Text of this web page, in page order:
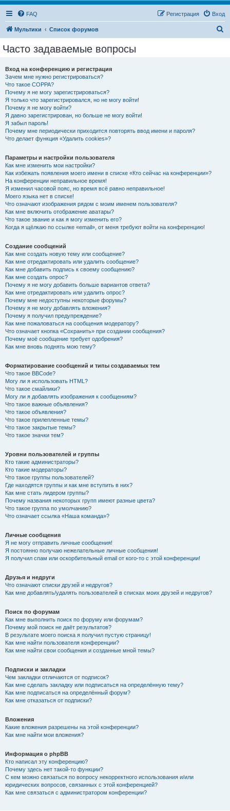
FAQ Вход
Регистрация
Мультики Список форумов
Часто задаваемые вопросы
Вход на конференцию и регистрация
Зачем мне нужно регистрироваться?
Что такое COPPA?
Почему я не могу зарегистрироваться?
Я только что зарегистрировался, но не могу войти!
Почему я не могу войти?
Я давно зарегистрирован, но больше не могу войти!
Я забыл пароль!
Почему мне периодически приходится повторять ввод имени и пароля?
Что делает функция «Удалить cookies»?
Параметры и настройки пользователя
Как мне изменить мои настройки?
Как избежать появления моего имени в списке «Кто сейчас на конференции»?
На конференции неправильное время!
Я изменил часовой пояс, но время всё равно неправильное!
Моего языка нет в списке!
Что означают изображения рядом с моим именем пользователя?
Как мне включить отображение аватары?
Что такое звание и как я могу изменить его?
Когда я щёлкаю по ссылке «email», от меня требуют войти на конференцию!
Создание сообщений
Как мне создать новую тему или сообщение?
Как мне отредактировать или удалить сообщение?
Как мне добавить подпись к своему сообщению?
Как мне создать опрос?
Почему я не могу добавить больше вариантов ответа?
Как мне отредактировать или удалить опрос?
Почему мне недоступны некоторые форумы?
Почему я не могу добавлять вложения?
Почему я получил предупреждение?
Как мне пожаловаться на сообщения модератору?
Что означает кнопка «Сохранить» при создании сообщения?
Почему моё сообщение требует одобрения?
Как мне вновь поднять мою тему?
Форматирование сообщений и типы создаваемых тем
Что такое BBCode?
Могу ли я использовать HTML?
Что такое смайлики?
Могу ли я добавлять изображения к сообщениям?
Что такое важные объявления?
Что такое объявления?
Что такое прилепленные темы?
Что такое закрытые темы?
Что такое значки тем?
Уровни пользователей и группы
Кто такие администраторы?
Кто такие модераторы?
Что такое группы пользователей?
Где находятся группы и как мне вступить в них?
Как мне стать лидером группы?
Почему названия некоторых групп имеют разные цвета?
Что такое группа по умолчанию?
Что означает ссылка «Наша команда»?
Личные сообщения
Я не могу отправить личные сообщения!
Я постоянно получаю нежелательные личные сообщения!
Я получил спам или оскорбительный email от кого-то с этой конференции!
Друзья и недруги
Что означают списки друзей и недругов?
Как мне добавлять/удалять пользователей в списках моих друзей и недругов?
Поиск по форумам
Как мне выполнить поиск по форуму или форумам?
Почему мой поиск не даёт результатов?
В результате моего поиска я получил пустую страницу!
Как мне найти пользователя конференции?
Как мне найти свои сообщения и созданные мной темы?
Подписки и закладки
Чем закладки отличаются от подписок?
Как мне сделать закладку или подписаться на определённую тему?
Как мне подписаться на определённый форум?
Как мне отказаться от подписки?
Вложения
Какие вложения разрешены на этой конференции?
Как мне найти мои вложения?
Информация о phpBB
Кто написал эту конференцию?
Почему здесь нет такой-то функции?
С кем можно связаться по вопросу некорректного использования и/или
юридических вопросов, связанных с этой конференцией?
Как мне связаться с администратором конференции?